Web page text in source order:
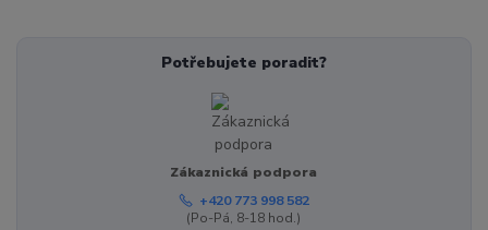
Potřebujete poradit?
Zákaznická podpora
+420 773 998 582
(Po-Pá, 8-18 hod.)